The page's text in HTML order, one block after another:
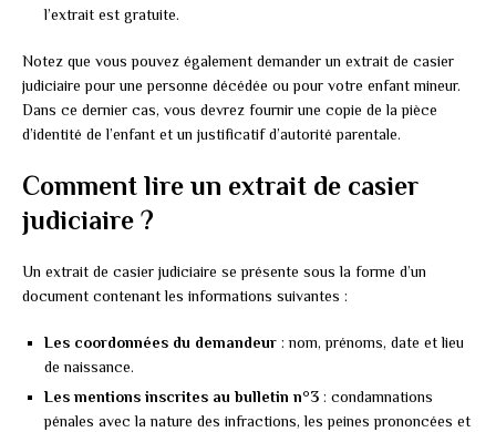
l’extrait est gratuite.
Notez que vous pouvez également demander un extrait de casier
judiciaire pour une personne décédée ou pour votre enfant mineur.
Dans ce dernier cas, vous devrez fournir une copie de la pièce
d’identité de l’enfant et un justificatif d’autorité parentale.
Comment lire un extrait de casier
judiciaire ?
Un extrait de casier judiciaire se présente sous la forme d’un
document contenant les informations suivantes :
Les coordonnées du demandeur : nom, prénoms, date et lieu
de naissance.
Les mentions inscrites au bulletin n°3 : condamnations
pénales avec la nature des infractions, les peines prononcées et